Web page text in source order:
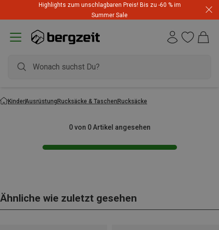
Highlights zum unschlagbaren Preis! Bis zu -60 % im
Summer Sale
KinderAusrüstungRucksäcke & TaschenRucksäcke
0 von 0 Artikel angesehen
Ähnliche wie zuletzt gesehen